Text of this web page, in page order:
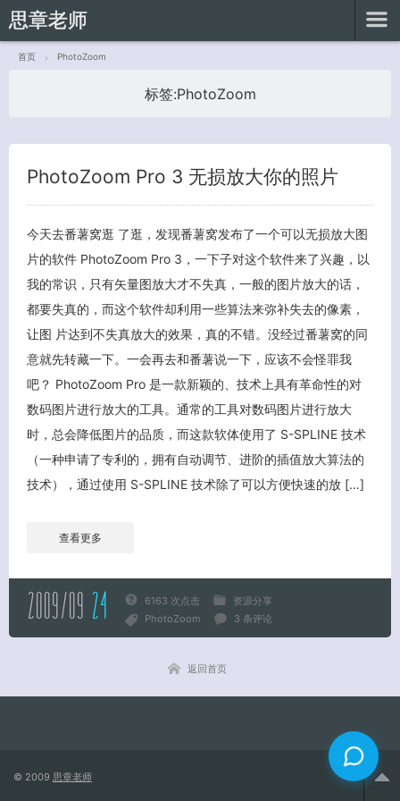
思章老师
首页 PhotoZoom
标签:PhotoZoom
PhotoZoom Pro 3 无损放大你的照片
今天去番薯窝逛 了逛，发现番薯窝发布了一个可以无损放大图
片的软件 PhotoZoom Pro 3，一下子对这个软件来了兴趣，以
我的常识，只有矢量图放大才不失真，一般的图片放大的话，
都要失真的，而这个软件却利用一些算法来弥补失去的像素，
让图 片达到不失真放大的效果，真的不错。没经过番薯窝的同
意就先转藏一下。一会再去和番薯说一下，应该不会怪罪我
吧？ PhotoZoom Pro 是一款新颖的、技术上具有革命性的对
数码图片进行放大的工具。通常的工具对数码图片进行放大
时，总会降低图片的品质，而这款软体使用了 S-SPLINE 技术
（一种申请了专利的，拥有自动调节、进阶的插值放大算法的
技术），通过使用 S-SPLINE 技术除了可以方便快速的放 […]
查看更多
2009/09 24 6163 次点击
资源分享
PhotoZoom
3 条评论
返回首页
© 2009 思章老师
关闭弹窗